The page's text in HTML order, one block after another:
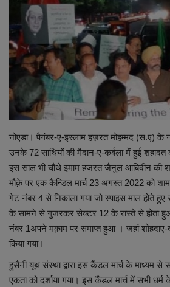
खेल जगत
शिक्षा
राष्ट्रीय
स्वास्थ्य
व्यापार
रोजगार
NEWS
वीडियो
टेक वर्ल्ड
नोएडा। पैगंबर-ए-इस्लाम हज़रत मोहम्मद (स.ए)
उनके 72 साथियों की मैदान-ए-कर्बला में हुई शहादत
इस साल भी चौथे इमाम हज़रत ज़ैनुल आबिदीन की
मौक़े पर एक कैन्डिल मार्च 23 अगस्त 2022 को
गेट नंबर 4 से निकाला गया जो स्पाइस माल होते
के सामने से गुजरकर सेक्टर 12 के रास्ते से होता
नंबर 1अपने मक़ाम पर समाप्त हुआ । जहां
किया गया।
हुसैनी यूथ संस्था द्वारा इस कैंडल मार्च के माध्यम से
एकता को दर्शाया गया। इस कैंडल मार्च में सभी